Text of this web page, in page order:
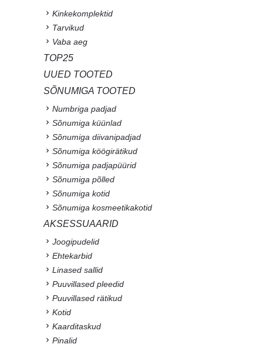
Kinkekomplektid
Tarvikud
Vaba aeg
TOP25
UUED TOOTED
SÕNUMIGA TOOTED
Numbriga padjad
Sõnumiga küünlad
Sõnumiga diivanipadjad
Sõnumiga köögirätikud
Sõnumiga padjapüürid
Sõnumiga põlled
Sõnumiga kotid
Sõnumiga kosmeetikakotid
AKSESSUAARID
Joogipudelid
Ehtekarbid
Linased sallid
Puuvillased pleedid
Puuvillased rätikud
Kotid
Kaarditaskud
Pinalid